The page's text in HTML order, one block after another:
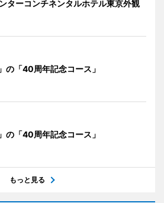
ターコンチネンタルホテル東京外観
の「40周年記念コース」
の「40周年記念コース」
もっと見る